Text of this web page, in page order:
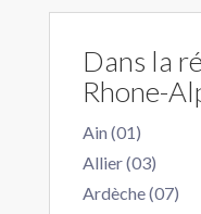
Dans la
Rhone-
Ain (01)
Allier (03)
Ardèche (07)